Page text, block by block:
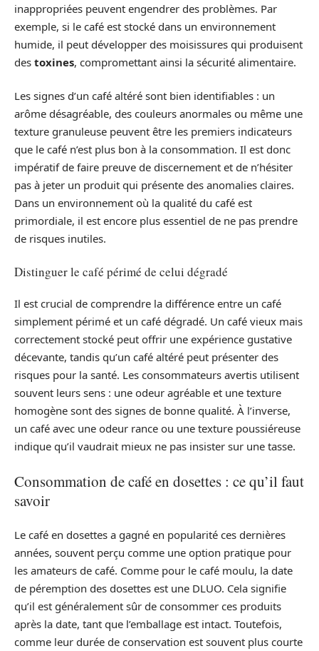
inappropriées peuvent engendrer des problèmes. Par
exemple, si le café est stocké dans un environnement
humide, il peut développer des moisissures qui produisent
des toxines, compromettant ainsi la sécurité alimentaire.
Les signes d’un café altéré sont bien identifiables : un
arôme désagréable, des couleurs anormales ou même une
texture granuleuse peuvent être les premiers indicateurs
que le café n’est plus bon à la consommation. Il est donc
impératif de faire preuve de discernement et de n’hésiter
pas à jeter un produit qui présente des anomalies claires.
Dans un environnement où la qualité du café est
primordiale, il est encore plus essentiel de ne pas prendre
de risques inutiles.
Distinguer le café périmé de celui dégradé
Il est crucial de comprendre la différence entre un café
simplement périmé et un café dégradé. Un café vieux mais
correctement stocké peut offrir une expérience gustative
décevante, tandis qu’un café altéré peut présenter des
risques pour la santé. Les consommateurs avertis utilisent
souvent leurs sens : une odeur agréable et une texture
homogène sont des signes de bonne qualité. À l’inverse,
un café avec une odeur rance ou une texture poussiéreuse
indique qu’il vaudrait mieux ne pas insister sur une tasse.
Consommation de café en dosettes : ce qu’il faut
savoir
Le café en dosettes a gagné en popularité ces dernières
années, souvent perçu comme une option pratique pour
les amateurs de café. Comme pour le café moulu, la date
de péremption des dosettes est une DLUO. Cela signifie
qu’il est généralement sûr de consommer ces produits
après la date, tant que l’emballage est intact. Toutefois,
comme leur durée de conservation est souvent plus courte